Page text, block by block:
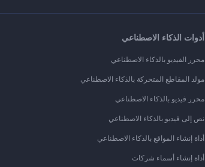
أدوات الذكاء الاصطناعي
محرر الفيديو بالذكاء الاصطناعي
مولد المقاطع المتحركة بالذكاء الاصطناعي
محرر فيديو بالذكاء الاصطناعي
نص إلى فيديو بالذكاء الاصطناعي
أداة إنشاء المواقع بالذكاء الاصطناعي
أداة إنشاء أسماء شركات